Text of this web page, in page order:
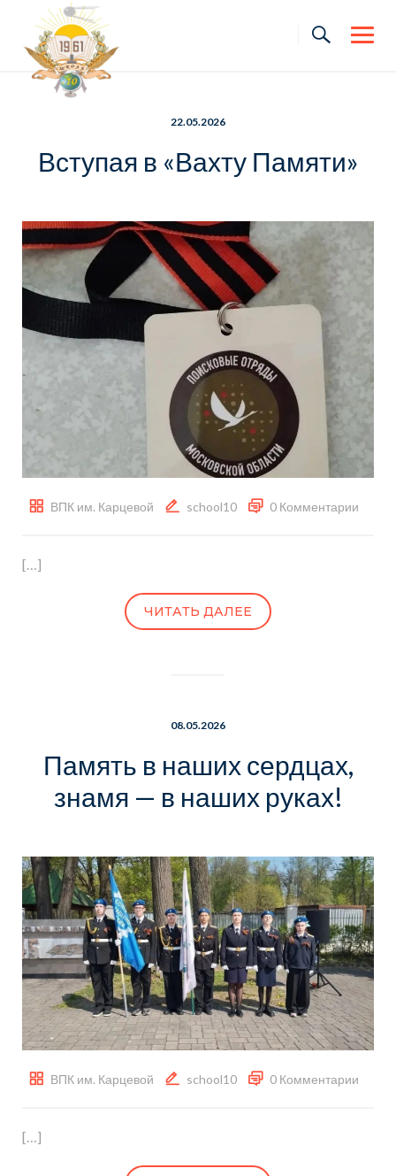
content
22.05.2026
Вступая в «Вахту Памяти»
ВПК им. Карцевой school10 0 Комментарии
[…]
ЧИТАТЬ ДАЛЕЕ
08.05.2026
Память в наших сердцах,
знамя — в наших руках!
ВПК им. Карцевой school10 0 Комментарии
[…]